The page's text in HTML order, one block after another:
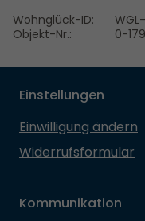
Wohnglück-ID:
Objekt-Nr.:
0-
Einstellungen
Einwilligung ändern
Widerrufsformular
Kommunikation